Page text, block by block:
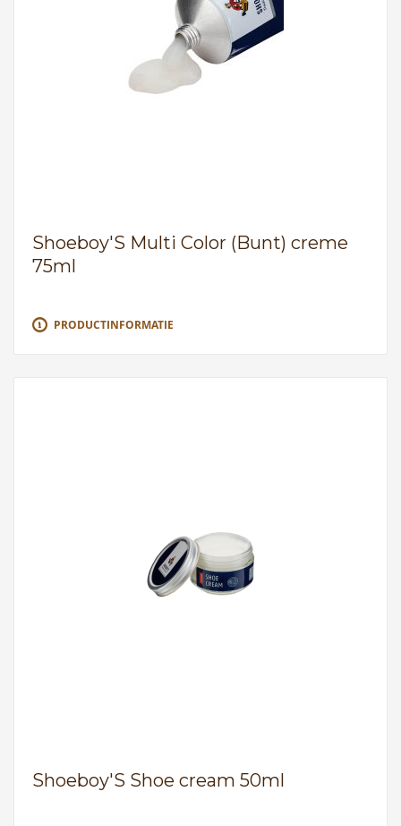
Shoeboy'S Multi Color (Bunt) creme
75ml
PRODUCTINFORMATIE
Shoeboy'S Shoe cream 50ml